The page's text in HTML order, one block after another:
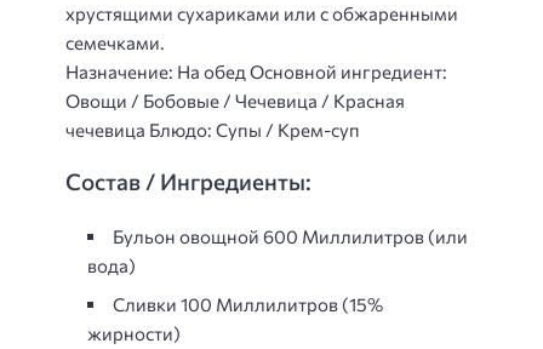
хрустящими сухариками или с обжаренными
семечками.
Назначение: На обед Основной ингредиент:
Овощи / Бобовые / Чечевица / Красная
чечевица Блюдо: Супы / Крем-суп
Состав / Ингредиенты:
Бульон овощной 600 Миллилитров (или
вода)
Сливки 100 Миллилитров (15%
жирности)